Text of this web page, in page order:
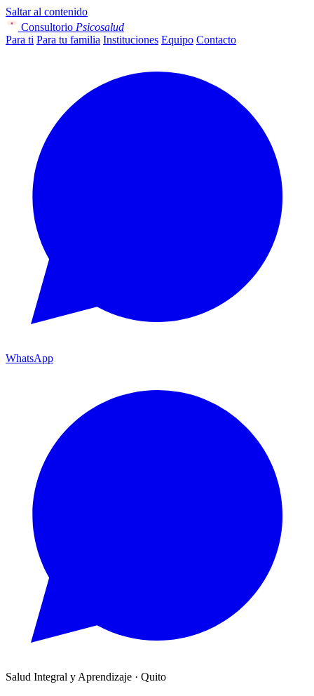
Saltar al contenido
Consultorio Psicosalud
Para ti Para tu familia Instituciones Equipo Contacto
WhatsApp
Salud Integral y Aprendizaje · Quito